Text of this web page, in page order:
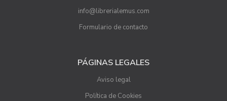
info@librerialemus.com
Formulario de contacto
PÁGINAS LEGALES
Aviso legal
Política de Cookies